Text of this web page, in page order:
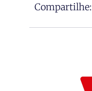
Compartilhe: